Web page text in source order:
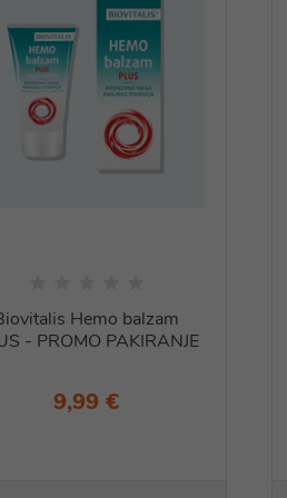
Hemo balzam
- PROMO PAKIRANJE
9,99 €